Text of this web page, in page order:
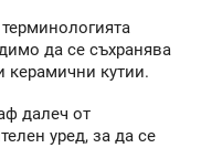
да се съхранява
керамични кутии.
далеч от
уред, за да се